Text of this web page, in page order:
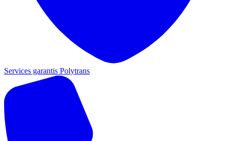
Services garantis Polytrans